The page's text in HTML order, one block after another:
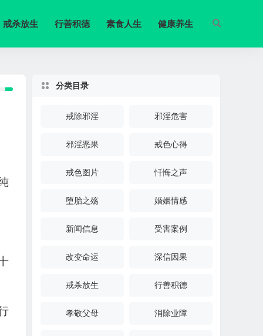
戒杀放生 行善积德 素食人生 健康养生
分类目录
戒除邪淫 邪淫危害
邪淫恶果 戒色心得
戒色图片 忏悔之声
堕胎之殇 婚姻情感
新闻信息 受害案例
改变命运 深信因果
戒杀放生 行善积德
孝敬父母 消除业障